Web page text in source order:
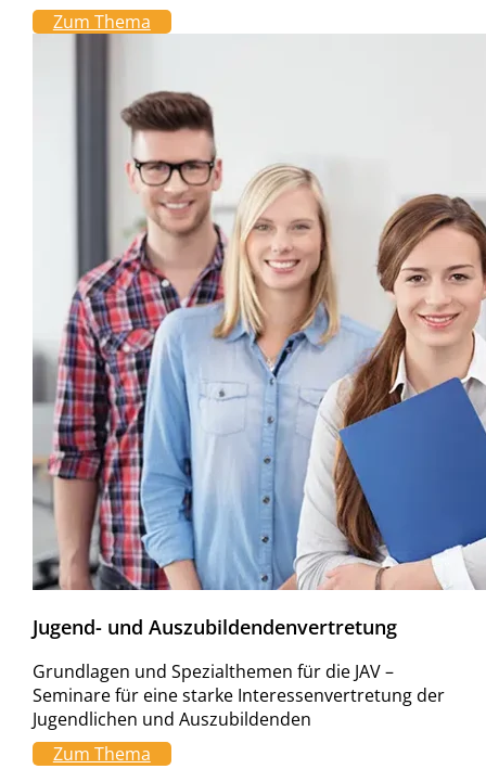
Zum Thema
Jugend- und Auszubildendenvertretung
Grundlagen und Spezialthemen für die JAV –
Seminare für eine starke Interessenvertretung der
Jugendlichen und Auszubildenden
Zum Thema